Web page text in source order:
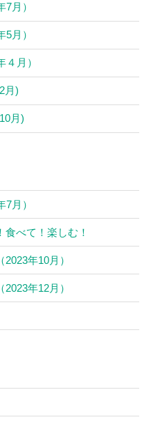
月）
月）
月）
月)
月)
月）
べて！楽しむ！
年10月）
年12月）